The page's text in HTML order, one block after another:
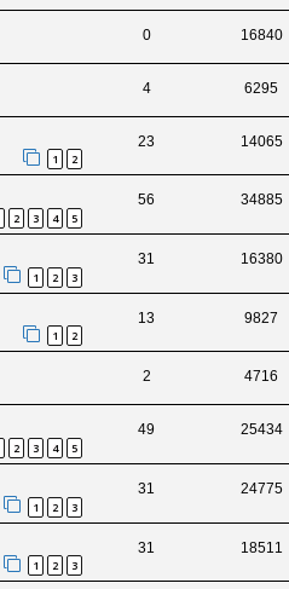
0 16840
4 6295
1 2
23 14065
2 3 4 5
56 34885
1 2 3
31 16380
1 2
13 9827
2 4716
2 3 4 5
49 25434
1 2 3
31 24775
1 2 3
31 18511